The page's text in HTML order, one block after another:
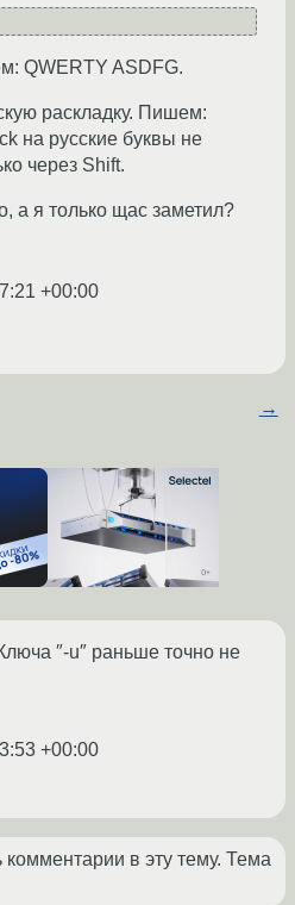
QWERTY ASDFG.
раскладку. Пишем:
на русские буквы не
через Shift.
а я только щас заметил?
+00:00
→
″-u″ раньше точно не
+00:00
в эту тему. Тема